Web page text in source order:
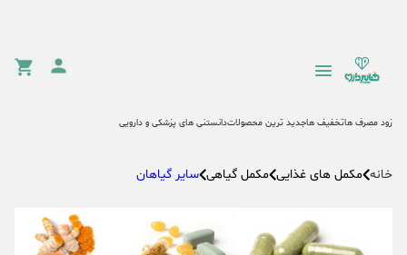
زود مصرف هاتخفیف هاجدید ترین محصولاتدانستنی های پزشکی و دارویی
خانه مکمل های غذایی مکمل گیاهی سایر گیاهان